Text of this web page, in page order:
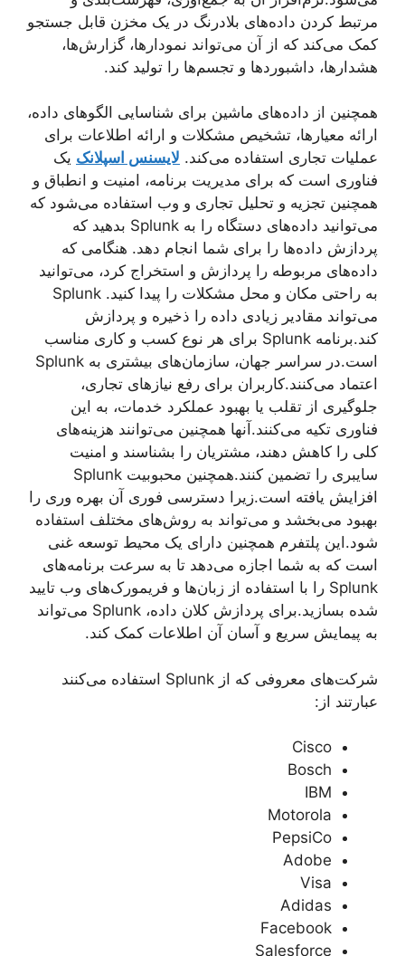
مرتبط کردن داده‌های بلادرنگ در یک مخزن قابل جستجو
کمک می‌کند که از آن می‌تواند نمودارها، گزارش‌ها،
هشدارها، داشبوردها و تجسم‌ها را تولید کند.
همچنین از داده‌های ماشین برای شناسایی الگوهای داده،
ارائه معیارها، تشخیص مشکلات و ارائه اطلاعات برای
عملیات تجاری استفاده می‌کند. لایسنس اسپلانک یک
فناوری است که برای مدیریت برنامه، امنیت و انطباق و
همچنین تجزیه و تحلیل تجاری و وب استفاده می‌شود که
می‌توانید داده‌های دستگاه را به Splunk بدهید که
پردازش داده‌ها را برای شما انجام ‌دهد. هنگامی که
داده‌های مربوطه را پردازش و استخراج کرد، می‌توانید
به راحتی مکان و محل مشکلات را پیدا کنید. Splunk
می‌تواند مقادیر زیادی داده را ذخیره و پردازش
کند.برنامه Splunk برای هر نوع کسب و کاری مناسب
است.در سراسر جهان، سازمان‌های بیشتری به Splunk
اعتماد می‌کنند.کاربران برای رفع نیازهای تجاری،
جلوگیری از تقلب یا بهبود عملکرد خدمات، به این
فناوری تکیه می‌کنند.آنها همچنین می‌توانند هزینه‌های
کلی را کاهش دهند، مشتریان را بشناسند و امنیت
سایبری را تضمین کنند.همچنین محبوبیت Splunk
افزایش یافته است.زیرا دسترسی فوری آن بهره وری را
بهبود می‌بخشد و می‌تواند به روش‌های مختلف استفاده
شود.این پلتفرم همچنین دارای یک محیط توسعه غنی
است که به شما اجازه می‌دهد تا به سرعت برنامه‌های
Splunk را با استفاده از زبان‌ها و فریمورک‌های وب تایید
شده بسازید.برای پردازش کلان داده، Splunk می‌تواند
به پیمایش سریع و آسان آن اطلاعات کمک کند.
شرکت‌های معروفی که از Splunk استفاده می‌کنند
عبارتند از:
Cisco
Bosch
IBM
Motorola
PepsiCo
Adobe
Visa
Adidas
Facebook
Salesforce